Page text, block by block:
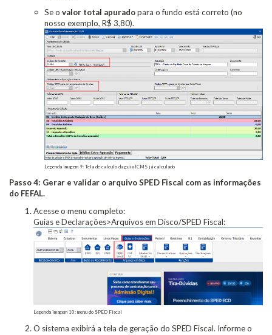
Se o valor total apuradopara o fundo está correto (no
nosso exemplo, R$ 3,80).
Legenda imagem 9: Tela de calculo da guia ICMS já calculado
Passo 4: Gerar e validar o arquivo SPED Fiscal com as informações
do FEFAL.
Acesse o menu completo:
Guias e Declarações>Arquivos em Disco/SPED Fiscal:
Legenda imagem 10: menu do SPED Fiscal
O sistema exibirá a tela de geração do SPED Fiscal. Informe o